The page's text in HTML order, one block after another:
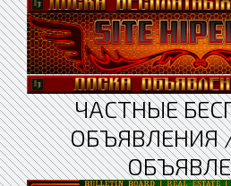
ЧАСТНЫЕ
ОБЪЯВЛЕНИЯ